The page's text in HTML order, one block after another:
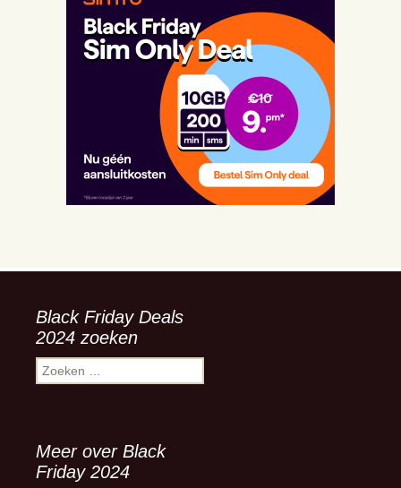
Black Friday Deals
2024 zoeken
Zoeken
naar:
Meer over Black
Friday 2024